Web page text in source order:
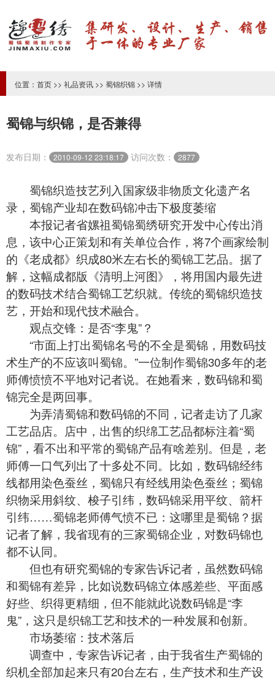
位置： 首页 >> 礼品资讯 >> 蜀锦织锦 >> 详情
蜀锦与织锦，是否兼得
发布日期： 2010-09-12 23:18:17 访问次数： 2877
蜀锦织造技艺列入国家级非物质文化遗产名
录，蜀锦产业却在数码锦冲击下极度萎缩
本报记者省嫘祖蜀锦蜀绣研究开发中心传出消
息，该中心正策划和有关单位合作，将7个画家绘制
的《老成都》织成80米左右长的蜀锦工艺品。据了
解，这幅成都版《清明上河图》，将用国内最先进
的数码技术结合蜀锦工艺织就。传统的蜀锦织造技
艺，开始和现代技术融合。
观点交锋：是否“李鬼”？
“市面上打出蜀锦名号的不全是蜀锦，用数码技
术生产的不应该叫蜀锦。”一位制作蜀锦30多年的老
师傅愤愤不平地对记者说。在她看来，数码锦和蜀
锦完全是两回事。
为弄清蜀锦和数码锦的不同，记者走访了几家
工艺品店。店中，出售的织绵工艺品都标注着“蜀
锦”，看不出和平常的蜀锦产品有啥差别。但是，老
师傅一口气列出了十多处不同。比如，数码锦经纬
线都用染色蚕丝，蜀锦只有经线用染色蚕丝；蜀锦
织物采用斜纹、梭子引纬，数码锦采用平纹、箭杆
引纬……蜀锦老师傅气愤不已：这哪里是蜀锦？据
记者了解，我省现有的三家蜀锦企业，对数码锦也
都不认同。
但也有研究蜀锦的专家告诉记者，虽然数码锦
和蜀锦有差异，比如说数码锦立体感差些、平面感
好些、织得更精细，但不能就此说数码锦是“李
鬼”，这只是织锦工艺和技术的一种发展和创新。
市场萎缩：技术落后
调查中，专家告诉记者，由于我省生产蜀锦的
织机全部加起来只有20台左右，生产技术和生产设